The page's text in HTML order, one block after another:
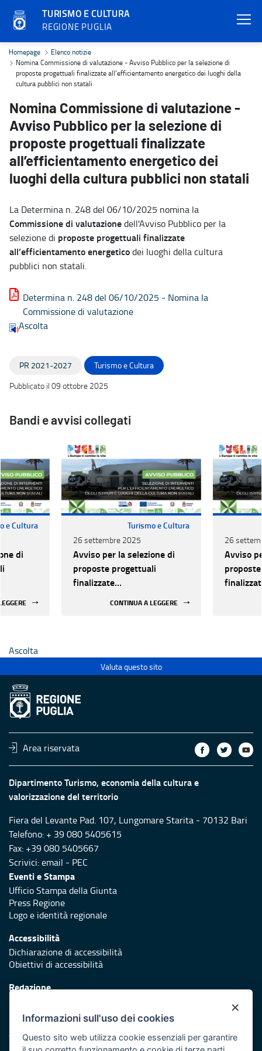
TURISMO E CULTURA
REGIONE PUGLIA
Nomina Commissione di valutazione - Avviso Pubblico per la
Homepage
Elenco notizie
Nomina Commissione di valutazione - Avviso Pubblico per la selezione di
proposte progettuali finalizzate all’efficientamento energetico dei luoghi della
cultura pubblici non statali
Nomina Commissione di valutazione -
Avviso Pubblico per la selezione di
proposte progettuali finalizzate
all’efficientamento energetico dei
luoghi della cultura pubblici non statali
La Determina n. 248 del 06/10/2025 nomina la
Commissione di valutazionedell'Avviso Pubblico per la
selezione di proposte progettuali finalizzate
all’efficientamento energeticodei luoghi della cultura
pubblici non statali.
Determina n. 248 del 06/10/2025 - Nomina la
Commissione di valutazione
Ascolta
PR 2021-2027
Turismo e Cultura
Pubblicato il 09 ottobre 2025
Bandi e avvisi collegati
e Cultura
di
Turismo e Cultura
26 settembre 2025
Avviso per la selezione di
proposte progettuali
finalizzate
CONTINUA A LEGGERE
26
Avviso
Ascolta
Valuta questo sito
Area riservata
Dipartimento Turismo, economia della cultura e
valorizzazione del territorio
Fiera del Levante Pad. 107, Lungomare Starita - 70132 Bari
Telefono: + 39 080 5405615
Fax: +39 080 5405667
Scrivici:email - PEC
Eventi e Stampa
Ufficio Stampa della Giunta
Press Regione
Logo e identità regionale
Accessibilità
Dichiarazione di accessibilità
Obiettivi di accessibilità
Redazione
Protezione civile
Vai al sito di Protezione Civile Puglia
×
Informazioni sull'uso dei cookies
Questo sito web utilizza cookie essenziali per garantire